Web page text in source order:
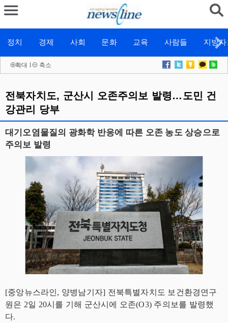
정치 경제 사회 문화 교육 사람들 지방
확대 l 축소
전북자치도, 군산시 오존주의보 발령…도민 건
강관리 당부
대기오염물질의 광화학 반응에 따른 오존 농도 상승으로
주의보 발령
[중앙뉴스라인, 양병남기자] 전북특별자치도 보건환경연구
원은 2일 20시를 기해 군산시에 오존(O3) 주의보를 발령했
다.